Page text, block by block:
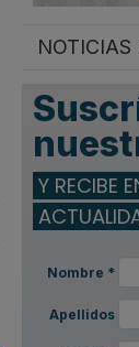
NOTICIAS
Y RECIBE
Nombre *
Apellidos